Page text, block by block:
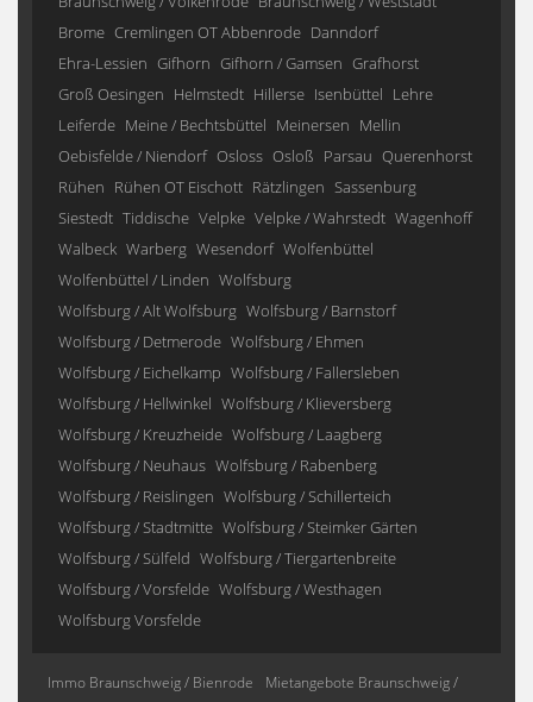
Brome Cremlingen OT Abbenrode Danndorf
Ehra-Lessien Gifhorn Gifhorn / Gamsen Grafhorst
Groß Oesingen Helmstedt Hillerse Isenbüttel Lehre
Leiferde Meine / Bechtsbüttel Meinersen Mellin
Oebisfelde / Niendorf Osloss Osloß Parsau Querenhorst
Rühen Rühen OT Eischott Rätzlingen Sassenburg
Siestedt Tiddische Velpke Velpke / Wahrstedt Wagenhoff
Walbeck Warberg Wesendorf Wolfenbüttel
Wolfenbüttel / Linden Wolfsburg
Wolfsburg / Alt Wolfsburg Wolfsburg / Barnstorf
Wolfsburg / Detmerode Wolfsburg / Ehmen
Wolfsburg / Eichelkamp Wolfsburg / Fallersleben
Wolfsburg / Hellwinkel Wolfsburg / Klieversberg
Wolfsburg / Kreuzheide Wolfsburg / Laagberg
Wolfsburg / Neuhaus Wolfsburg / Rabenberg
Wolfsburg / Reislingen Wolfsburg / Schillerteich
Wolfsburg / Stadtmitte Wolfsburg / Steimker Gärten
Wolfsburg / Sülfeld Wolfsburg / Tiergartenbreite
Wolfsburg / Vorsfelde Wolfsburg / Westhagen
Wolfsburg Vorsfelde
Immo Braunschweig / Bienrode
Mietangebote Braunschweig /